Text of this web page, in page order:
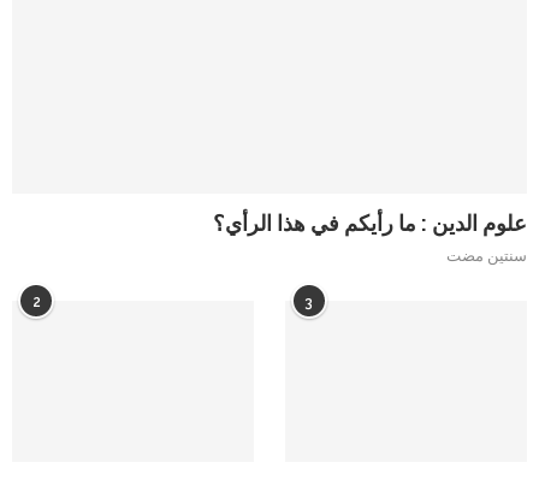
علوم الدين : ما رأيكم في هذا الرأي؟
سنتين مضت
2 3